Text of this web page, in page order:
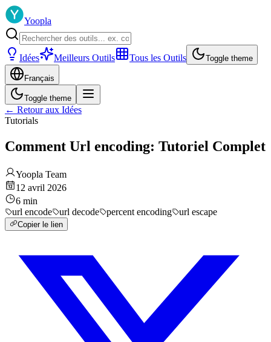
Yoopla
Idées Meilleurs Outils Tous les Outils Toggle theme
Français
Toggle theme
← Retour aux Idées
Tutorials
Comment Url encoding: Tutoriel Complet
Yoopla Team
12 avril 2026
6 min
url encode
url decode percent encoding url escape
Copier le lien